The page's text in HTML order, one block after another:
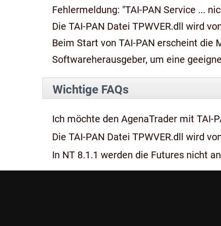
Fehlermeldung: "TAI-PAN Service ...
Die TAI-PAN Datei TPWVER.dll wird
Beim Start von TAI-PAN erscheint die Meldung: "Diese App
Softwareherausgeber, um eine
Wichtige FAQs
Ich möchte den AgenaTrader mit TAI-
Die TAI-PAN Datei TPWVER.dll wird
In NT 8.1.1 werden die Futures nicht